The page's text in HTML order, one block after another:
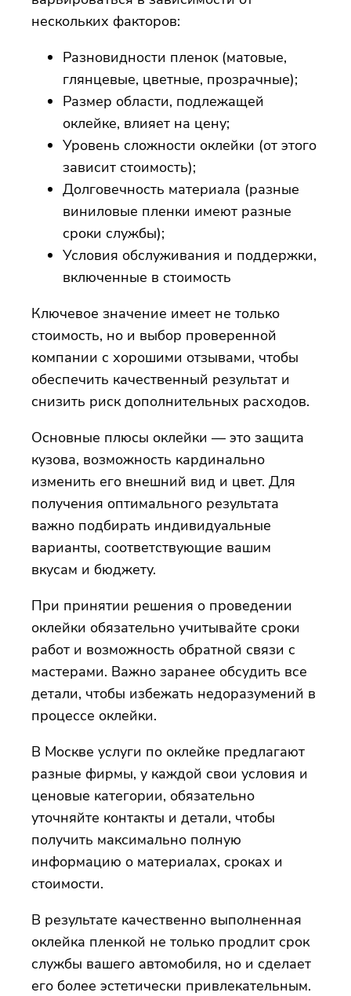
нескольких факторов:
Разновидности пленок (матовые,
глянцевые, цветные, прозрачные);
Размер области, подлежащей
оклейке, влияет на цену;
Уровень сложности оклейки (от этого
зависит стоимость);
Долговечность материала (разные
виниловые пленки имеют разные
сроки службы);
Условия обслуживания и поддержки,
включенные в стоимость
Ключевое значение имеет не только
стоимость, но и выбор проверенной
компании с хорошими отзывами, чтобы
обеспечить качественный результат и
снизить риск дополнительных расходов.
Основные плюсы оклейки — это защита
кузова, возможность кардинально
изменить его внешний вид и цвет. Для
получения оптимального результата
важно подбирать индивидуальные
варианты, соответствующие вашим
вкусам и бюджету.
При принятии решения о проведении
оклейки обязательно учитывайте сроки
работ и возможность обратной связи с
мастерами. Важно заранее обсудить все
детали, чтобы избежать недоразумений в
процессе оклейки.
В Москве услуги по оклейке предлагают
разные фирмы, у каждой свои условия и
ценовые категории, обязательно
уточняйте контакты и детали, чтобы
получить максимально полную
информацию о материалах, сроках и
стоимости.
В результате качественно выполненная
оклейка пленкой не только продлит срок
службы вашего автомобиля, но и сделает
его более эстетически привлекательным.